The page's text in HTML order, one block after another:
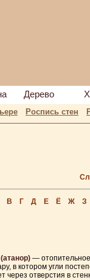
Дерево
Роспись стен
В Г Д Е Ё Ж З
— отопительное
в котором угли
через отверстия в